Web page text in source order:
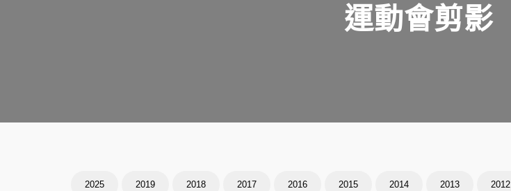
運動會剪影
2025 2019 2018 2017 2016 2015 2014 2013 2012